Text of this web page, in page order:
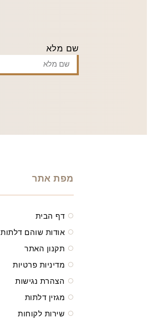
שם מלא
מפת אתר
דף הבית
אודות שוהם דלתות
תקנון האתר
מדיניות פרטיות
הצהרת נגישות
מגזין דלתות
שירות לקוחות